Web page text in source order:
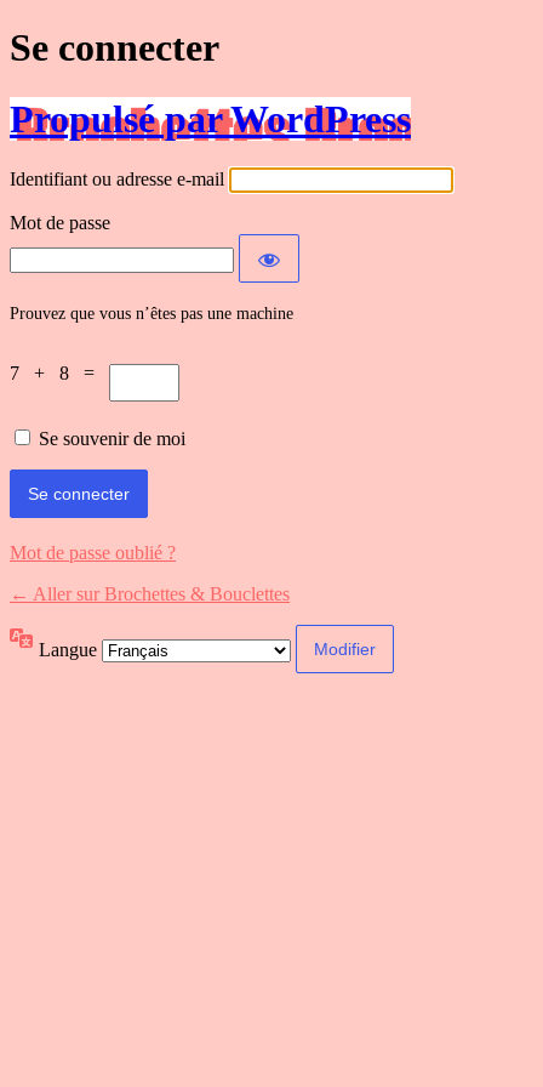
Se connecter
Propulsé par WordPress
Identifiant ou adresse e-mail
Mot de passe
Prouvez que vous n’êtes pas une machine
7 + 8 =
Se souvenir de moi
Mot de passe oublié ?
← Aller sur Brochettes & Bouclettes
Langue